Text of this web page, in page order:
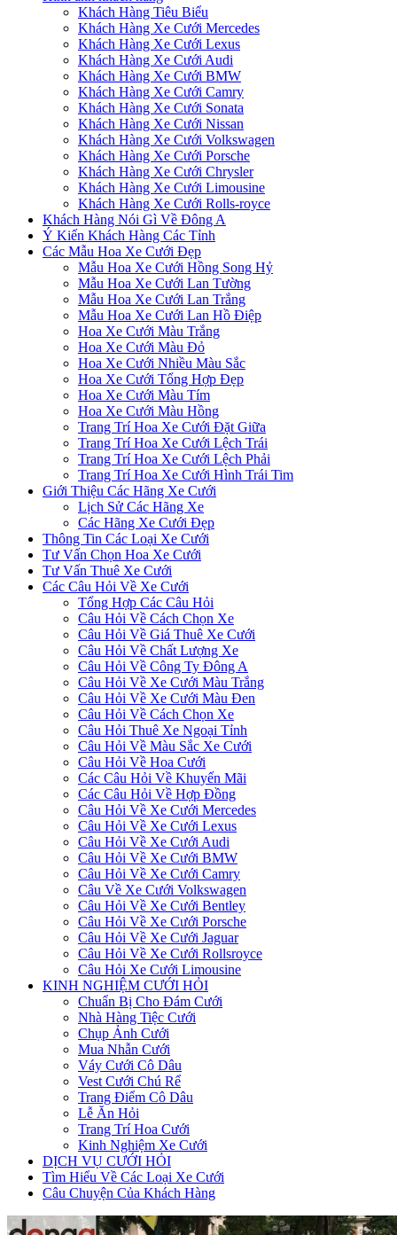
Khách Hàng Tiêu Biểu
Khách Hàng Xe Cưới Mercedes
Khách Hàng Xe Cưới Lexus
Khách Hàng Xe Cưới Audi
Khách Hàng Xe Cưới BMW
Khách Hàng Xe Cưới Camry
Khách Hàng Xe Cưới Sonata
Khách Hàng Xe Cưới Nissan
Khách Hàng Xe Cưới Volkswagen
Khách Hàng Xe Cưới Porsche
Khách Hàng Xe Cưới Chrysler
Khách Hàng Xe Cưới Limousine
Khách Hàng Xe Cưới Rolls-royce
Khách Hàng Nói Gì Về Đông A
Ý Kiến Khách Hàng Các Tỉnh
Các Mẫu Hoa Xe Cưới Đẹp
Mẫu Hoa Xe Cưới Hồng Song Hỷ
Mẫu Hoa Xe Cưới Lan Tường
Mẫu Hoa Xe Cưới Lan Trắng
Mẫu Hoa Xe Cưới Lan Hồ Điệp
Hoa Xe Cưới Màu Trắng
Hoa Xe Cưới Màu Đỏ
Hoa Xe Cưới Nhiều Màu Sắc
Hoa Xe Cưới Tổng Hợp Đẹp
Hoa Xe Cưới Màu Tím
Hoa Xe Cưới Màu Hồng
Trang Trí Hoa Xe Cưới Đặt Giữa
Trang Trí Hoa Xe Cưới Lệch Trái
Trang Trí Hoa Xe Cưới Lệch Phải
Trang Trí Hoa Xe Cưới Hình Trái Tim
Giới Thiệu Các Hãng Xe Cưới
Lịch Sử Các Hãng Xe
Các Hãng Xe Cưới Đẹp
Thông Tin Các Loại Xe Cưới
Tư Vấn Chọn Hoa Xe Cưới
Tư Vấn Thuê Xe Cưới
Các Câu Hỏi Về Xe Cưới
Tổng Hợp Các Câu Hỏi
Câu Hỏi Về Cách Chọn Xe
Câu Hỏi Về Giá Thuê Xe Cưới
Câu Hỏi Về Chất Lượng Xe
Câu Hỏi Về Công Ty Đông A
Câu Hỏi Về Xe Cưới Màu Trắng
Câu Hỏi Về Xe Cưới Màu Đen
Câu Hỏi Về Cách Chọn Xe
Câu Hỏi Thuê Xe Ngoại Tỉnh
Câu Hỏi Về Màu Sắc Xe Cưới
Câu Hỏi Về Hoa Cưới
Các Câu Hỏi Về Khuyến Mãi
Các Câu Hỏi Về Hợp Đồng
Câu Hỏi Về Xe Cưới Mercedes
Câu Hỏi Về Xe Cưới Lexus
Câu Hỏi Về Xe Cưới Audi
Câu Hỏi Về Xe Cưới BMW
Câu Hỏi Về Xe Cưới Camry
Câu Về Xe Cưới Volkswagen
Câu Hỏi Về Xe Cưới Bentley
Câu Hỏi Về Xe Cưới Porsche
Câu Hỏi Về Xe Cưới Jaguar
Câu Hỏi Về Xe Cưới Rollsroyce
Câu Hỏi Xe Cưới Limousine
KINH NGHIỆM CƯỚI HỎI
Chuẩn Bị Cho Đám Cưới
Nhà Hàng Tiệc Cưới
Chụp Ảnh Cưới
Mua Nhẫn Cưới
Váy Cưới Cô Dâu
Vest Cưới Chú Rể
Trang Điểm Cô Dâu
Lễ Ăn Hỏi
Trang Trí Hoa Cưới
Kinh Nghiệm Xe Cưới
DỊCH VỤ CƯỚI HỎI
Tìm Hiểu Về Các Loại Xe Cưới
Câu Chuyện Của Khách Hàng